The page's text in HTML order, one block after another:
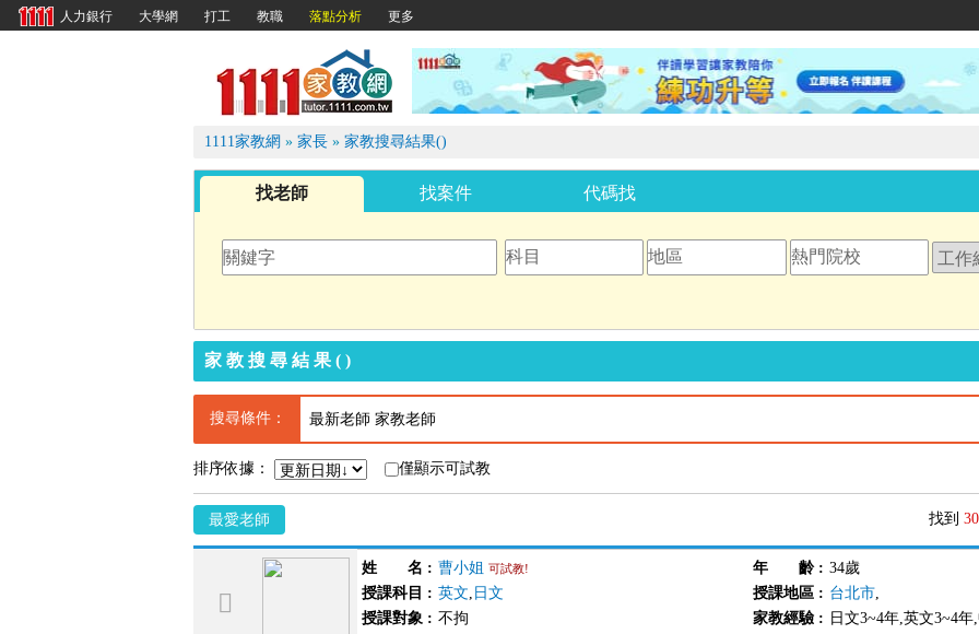
1111家教網
1111家教網 » 家長 » 家教搜尋結果()
找老師 找案件 代碼找
家教搜尋結果()
搜尋條件： 最新老師 家教老師
排序依據： 僅顯示可試教
最愛老師 找到
姓 名 : 曹小姐 可試教! 年 齡: 34歲
授課科目 : 英文, 日文 授課地區: 台北市,
授課對象 : 不拘 家教經驗: 日文3~4年,英文3~4年
人力銀行 大學網 打工 教職 落點分析 更多